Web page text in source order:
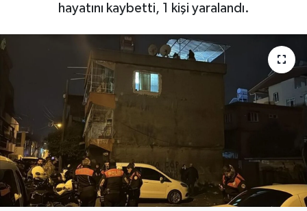
hayatını kaybetti, 1 kişi yaralandı.